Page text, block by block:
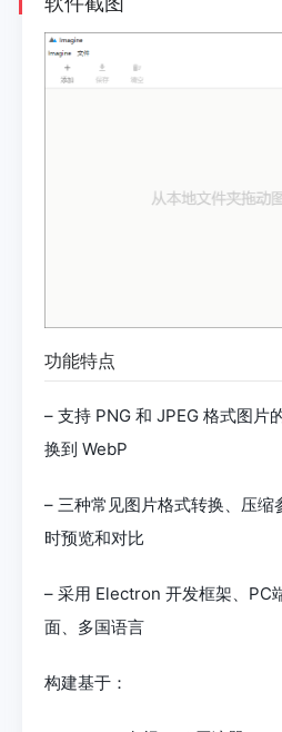
功能特点
– 支持 PNG 和 JPEG 格式图片
换到 WebP
– 三种常见图片格式转换、压缩
时预览和对比
– 采用 Electron 开发框架、PC
面、多国语言
构建基于：